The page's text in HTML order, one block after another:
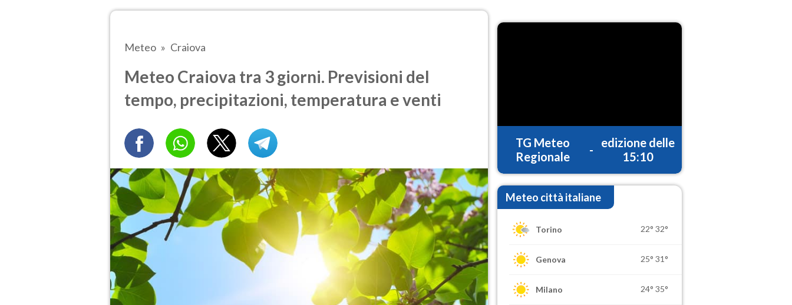
Meteo Craiova
Meteo Craiova tra 3 giorni. Previsioni del
tempo, precipitazioni, temperatura e venti
TG Meteo
Regionale
-
edizione delle
15:10
Meteo città italiane
Torino 22° 32°
Genova 25° 31°
Milano 24° 35°